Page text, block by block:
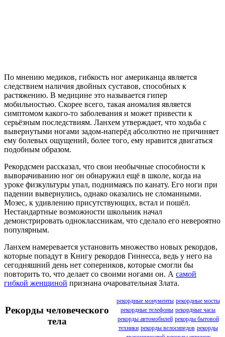
По мнению медиков, гибкость ног американца является
следствием наличия двойных суставов, способных к
растяжению. В медицине это называется гипер
мобильностью. Скорее всего, такая аномалия является
симптомом какого-то заболевания и может привести к
серьёзным последствиям. Ланхем утверждает, что ходьба с
вывернутыми ногами задом-наперёд абсолютно не причиняет
ему болевых ощущений, более того, ему нравится двигаться
подобным образом.
Рекордсмен рассказал, что свои необычные способности к
выворачиванию ног он обнаружил ещё в школе, когда на
уроке физкультуры упал, поднимаясь по канату. Его ноги при
падении вывернулись, однако оказались не сломанными.
Мозес, к удивлению присутствующих, встал и пошёл.
Нестандартные возможности школьник начал
демонстрировать одноклассникам, что сделало его невероятно
популярным.
Ланхем намеревается установить множество новых рекордов,
которые попадут в Книгу рекордов Гиннесса, ведь у него на
сегодняшний день нет соперников, которые смогли бы
повторить то, что делает со своими ногами он. А самой
гибкой женщиной признана очаровательная Злата.
Рекорды человеческого
тела
рекордные монументы рекордные мосты
рекордные телефоны рекордные часы
рекорды автомобилей рекорды бытовой
техники рекорды велосипедов рекорды